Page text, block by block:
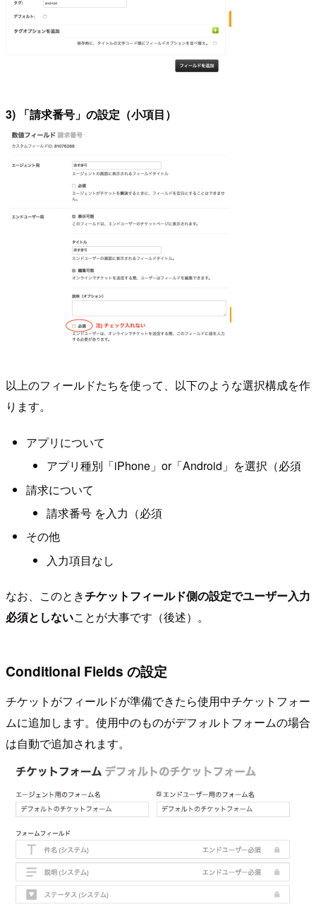
3) 「請求番号」の設定（小項目）
以上のフィールドたちを使って、以下のような選択構成を作
ります。
アプリについて
アプリ種別「iPhone」or「Android」を選択（必須
請求について
請求番号 を入力（必須
その他
入力項目なし
なお、このときチケットフィールド側の設定でユーザー入力
必須としないことが大事です（後述）。
Conditional Fields の設定
チケットがフィールドが準備できたら使用中チケットフォー
ムに追加します。使用中のものがデフォルトフォームの場合
は自動で追加されます。